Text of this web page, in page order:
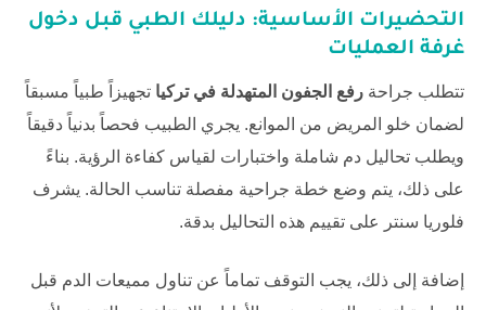
التحضيرات الأساسية: دليلك الطبي قبل دخول
غرفة العمليات
تتطلب جراحة رفع الجفون المتهدلة في تركيا تجهيزاً طبياً مسبقاً
لضمان خلو المريض من الموانع. يجري الطبيب فحصاً بدنياً دقيقاً
ويطلب تحاليل دم شاملة واختبارات لقياس كفاءة الرؤية. بناءً
على ذلك، يتم وضع خطة جراحية مفصلة تناسب الحالة. يشرف
فلوريا سنتر
على تقييم هذه التحاليل بدقة.
إضافة إلى ذلك، يجب التوقف تماماً عن تناول مميعات الدم قبل